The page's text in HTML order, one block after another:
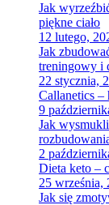
Jak
piękne ciało
12 lutego,
Jak
treningowy i
22 stycznia,
Callanetics –
9
Jak
2
Dieta keto –
25 września,
Jak się